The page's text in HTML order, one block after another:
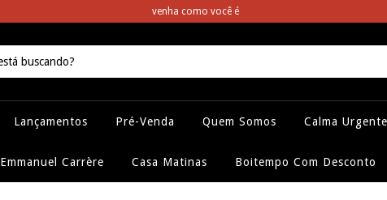
venha como você é
Lançamentos Pré-Venda Quem Somos Calma Urgente
Emmanuel Carrère Casa Matinas Boitempo Com Desconto